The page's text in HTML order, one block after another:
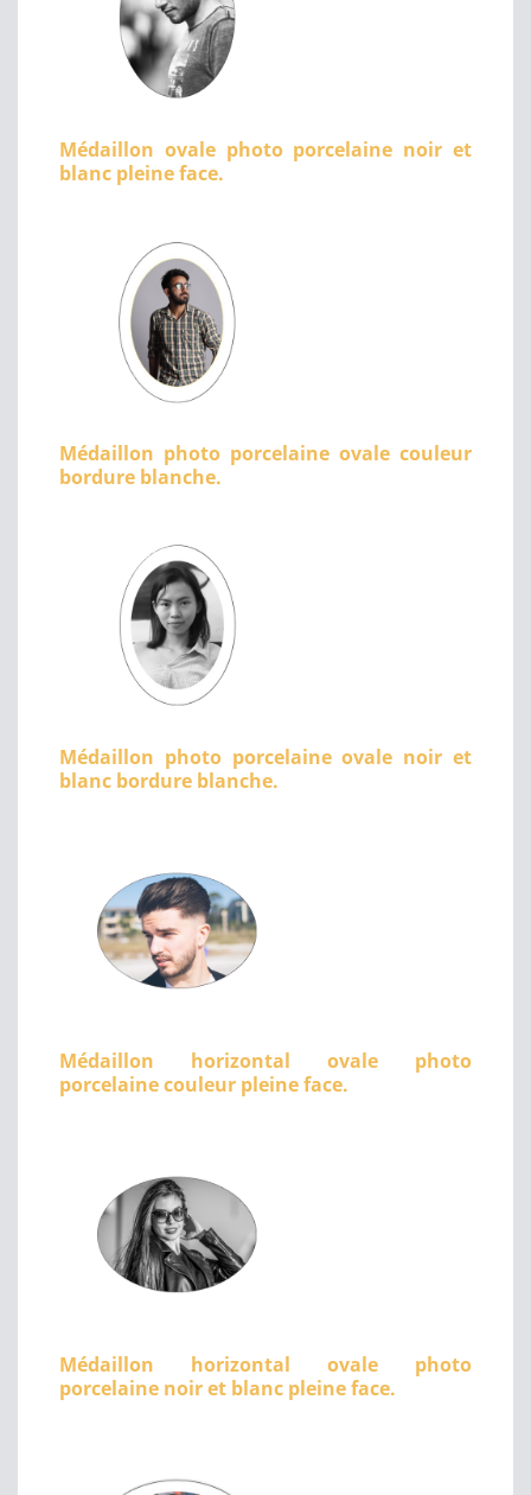
Médaillon ovale photo porcelaine noir et
blanc pleine face.
Médaillon photo porcelaine ovale couleur
bordure blanche.
Médaillon photo porcelaine ovale noir et
blanc bordure blanche.
Médaillon horizontal ovale photo
porcelaine couleur pleine face.
Médaillon horizontal ovale photo
porcelaine noir et blanc pleine face.